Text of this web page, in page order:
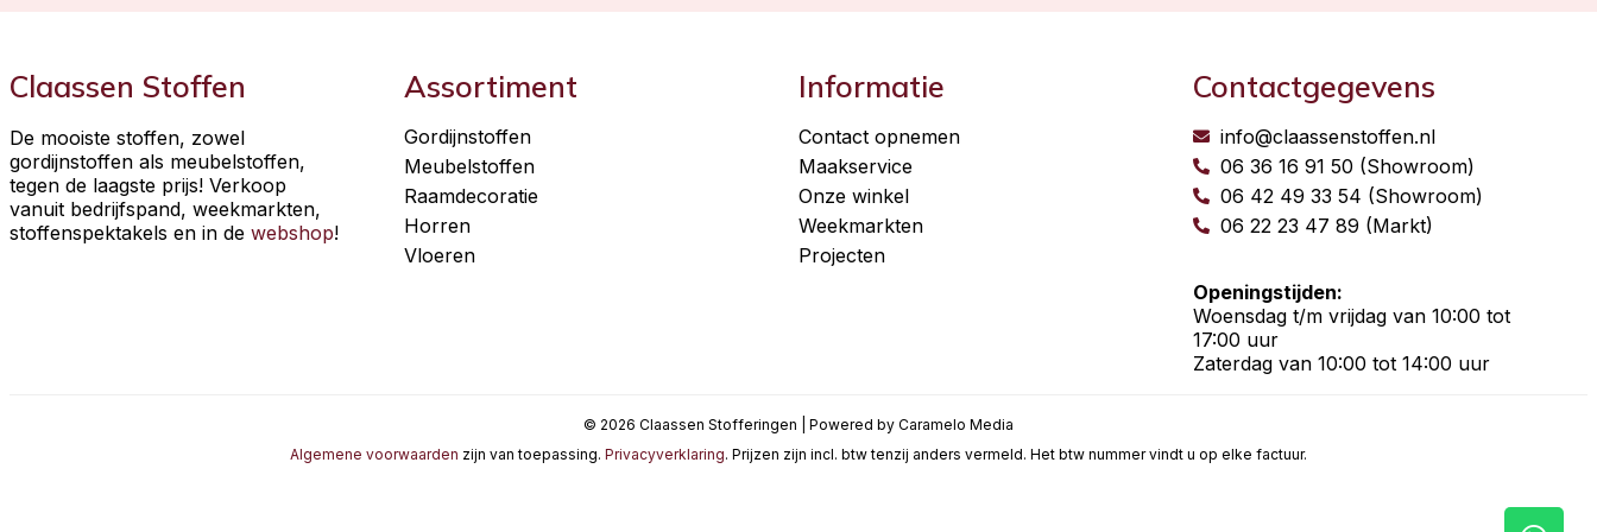
Claassen Stoffen
De mooiste stoffen, zowel
gordijnstoffen als meubelstoffen,
tegen de laagste prijs! Verkoop
vanuit bedrijfspand, weekmarkten,
stoffenspektakels en in de webshop!
Assortiment
Gordijnstoffen
Meubelstoffen
Raamdecoratie
Horren
Vloeren
Informatie
Contact opnemen
Maakservice
Onze winkel
Weekmarkten
Projecten
Contactgegevens
info@claassenstoffen.nl
06 36 16 91 50 (Showroom)
06 42 49 33 54 (Showroom)
06 22 23 47 89 (Markt)
Openingstijden:
Woensdag t/m vrijdag van 10:00 tot
17:00 uur
Zaterdag van 10:00 tot 14:00 uur
© 2026 Claassen Stofferingen | Powered by Caramelo Media
Algemene voorwaarden zijn van toepassing. Privacyverklaring. Prijzen zijn incl. btw tenzij anders vermeld. Het btw nummer vindt u op elke factuur.